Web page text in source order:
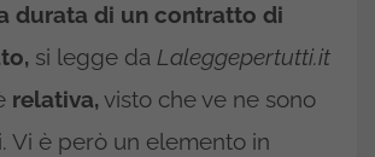
durata di un contratto di
si legge da Laleggepertutti.it
relativa, visto che ve ne sono
Vi è però un elemento in